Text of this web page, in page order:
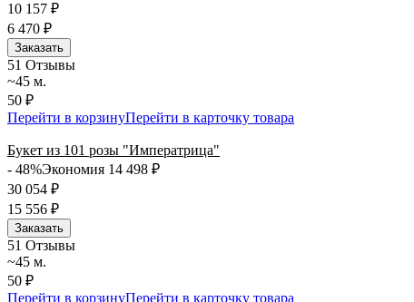
10 157 ₽
6 470 ₽
Заказать
51 Отзывы
~45 м.
50 ₽
Перейти в корзинуПерейти в карточку товара
Букет из 101 розы "Императрица"
- 48%Экономия 14 498 ₽
30 054 ₽
15 556 ₽
Заказать
51 Отзывы
~45 м.
50 ₽
Перейти в корзинуПерейти в карточку товара